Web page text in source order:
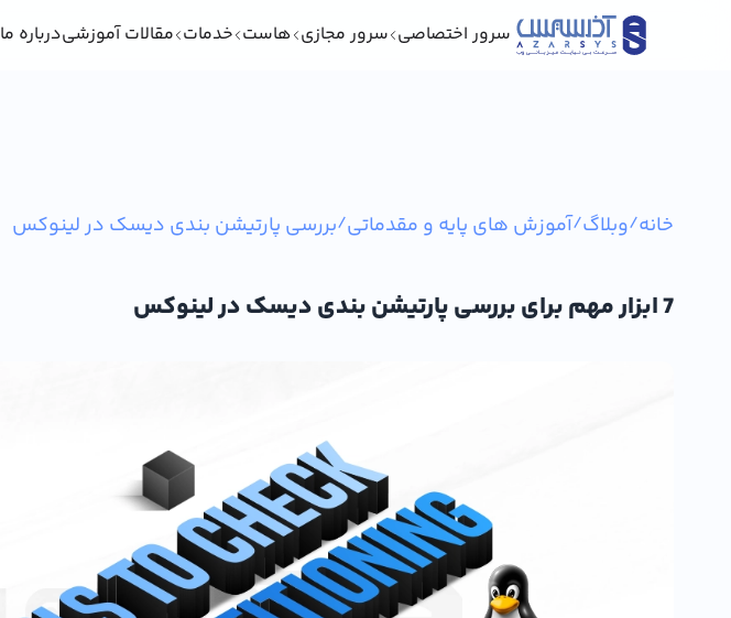
سرور اختصاصی سرور مجازی هاست خدمات مقالات آموزشیدرباره ما
خانه/وبلاگ/آموزش های پایه و مقدماتی/بررسی پارتیشن بندی دیسک در لینوکس
7 ابزار مهم برای بررسی پارتیشن بندی دیسک در لینوکس